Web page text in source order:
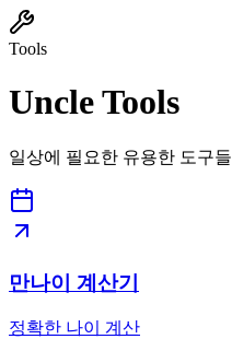
Tools
Uncle Tools
일상에 필요한 유용한 도구들
만나이 계산기
정확한 나이 계산